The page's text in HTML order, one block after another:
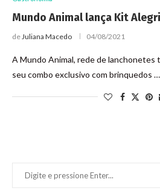
Mundo Animal lança Kit
deJuliana Macedo 04/08/2021
A Mundo Animal, rede de lanchonetes
seu combo exclusivo com brinquedos …